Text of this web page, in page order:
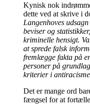
Kynisk nok
dette ved at skrive i
Langenhoves
beviser og
kriminelle hensigt.
at sprede falsk
fremlægge fakta på
personer på
kriterier i
Det er mange ord
fængsel for at fortælle